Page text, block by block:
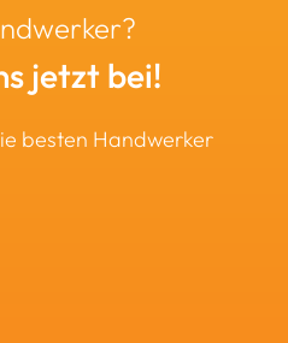
jetzt bei!
besten Handwerker